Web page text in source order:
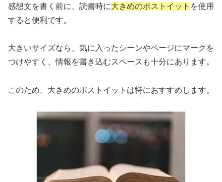
感想文を書く前に、読書時に大きめのポストイット を使用
すると便利です。
大きいサイズなら、気に入ったシーンやページにマークを
つけやすく、情報を書き込むスペースも十分にあります。
このため、大きめのポストイットは特におすすめします。